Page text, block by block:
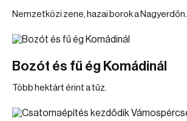
Nemzetközi zene, hazai borok a Nagyerdőn.
Bozót és fű ég Komádinál
Több hektárt érint a tűz.